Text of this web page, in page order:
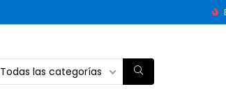
Todas las categorías